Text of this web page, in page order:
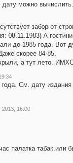
можно вычислить.
забор от
08.11.1983) А
до 1985 года. Вот
скорее 84-85.
а тут лето.
года. См. дату издания
2013, 16:00
палатка табак.или